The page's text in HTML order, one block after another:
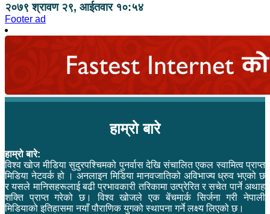
२०७९ श्रावण २९, आईतवार १०:५४
Footer ad
हाम्रो बारे
हाम्रो बारे:
विश्व खोज मीडिया सुदुरपश्चिमको पुनर्वास देखि संचालित एकल स्वामित्व प्राप्त
मिडिया नेटवर्क हो । अनलाइन मिडिया मानवजातिको अविभाज्य ध्रुव भएको छ
र यसले मानिसहरूलाई बढी प्रभावकारी तरिकामा उत्प्रेरित र सचेत पार्ने अथाह
शक्ति प्राप्त गरेको छ। विश्व खोजले एक बेंचमार्क सिर्जना गरी नेपाली
मिडियाको इतिहासमा नयाँ पौराणिक युगको स्थापना गर्ने लक्ष्य लिएको छ।